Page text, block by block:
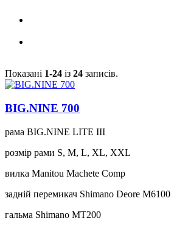
Показані 1-24 із 24 записів.
BIG.NINE 700
рама BIG.NINE LITE III
розмір рами S, M, L, XL, XXL
вилка Manitou Machete Comp
задній перемикач Shimano Deore M6100
гальма Shimano MT200